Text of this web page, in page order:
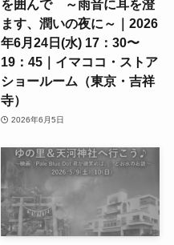
を囲んで ～雨音に耳を澄
ます、潤いの夜に～｜2026
年6月24日(水) 17：30〜
19：45｜イマココ・ストア
ショールーム（東京・吉祥
寺）
2026年6月5日